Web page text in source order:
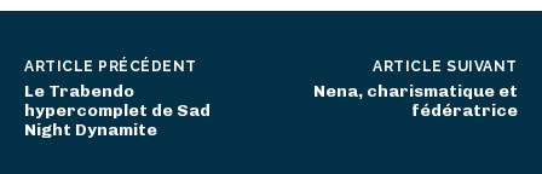
ARTICLE PRÉCÉDENT
Le Trabendo
hypercomplet de Sad
Night Dynamite
ARTICLE SUIVANT
Nena, charismatique et
fédératrice